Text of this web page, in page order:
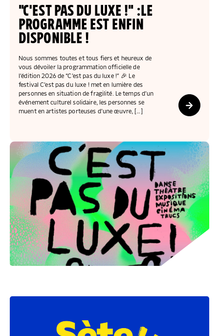
NOS AMIS, PARRAINS ET MARRAINES
NOS FONDATIONS ABRITÉES
NOS ÉVÉNEMENTS
NOUS REJOINDRE
ACCUEILLIR, ACCOMPAGNER, LOGER
SOUTENIR L’ENGAGEMENT DES HABITANTS
DÉFENDRE L’ACCÈS AUX DROITS
DONNER LES MOYENS D’AGIR
RAPPORTS SUR L’ÉTAT DU MAL-LOGEMENT
S’ENGAGER AUTREMENT
FAIRE UN DON IFI
PARTENARIATS ENTREPRISES
RÉDUCTIONS FISCALES
"C'EST PAS DU LUXE !" :LE
PROGRAMME EST ENFIN
DISPONIBLE !
Nous sommes toutes et tous fiers et heureux de
vous dévoiler la programmation officielle de
l’édition 2026 de “C’est pas du luxe !” 🎉 Le
festival C’est pas du luxe ! met en lumière des
personnes en situation de fragilité. Le temps d’un
événement culturel solidaire, les personnes se
muent en artistes porteuses d’une œuvre, […]